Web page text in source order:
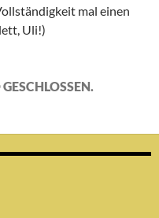
mal einen
Uli!)